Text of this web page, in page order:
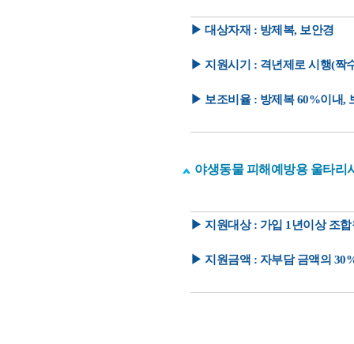
▶ 대상자재 : 방제복, 보안경
▶ 지원시기 : 격년제로 시행(짝
▶ 보조비율 : 방제복 60%이내,
야생동물 피해예방용 울타리
▶ 지원대상 : 가입 1년이상 조
▶ 지원금액 : 자부담 금액의